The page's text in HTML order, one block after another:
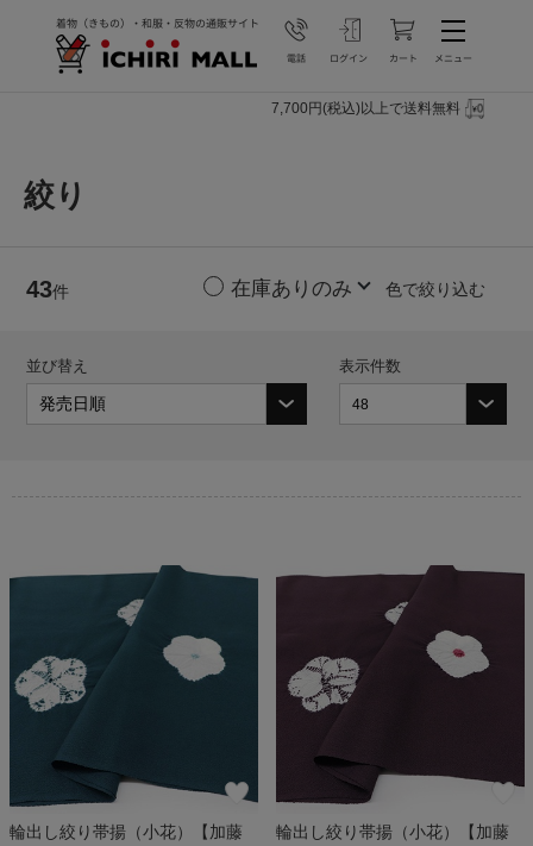
7,700円(税込)以上で送料無料
絞り
43件 色で絞り込む
並び替え 表示件数
輪出し絞り帯揚（小花）【加藤
輪出し絞り帯揚（小花）【加藤